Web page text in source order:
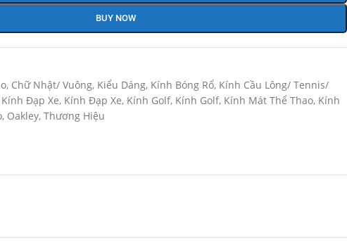
BUY NOW
, Chữ Nhật/ Vuông, Kiểu Dáng, Kính Bóng Rổ, Kính Cầu Lông/ Tennis/
Kính Đạp Xe, Kính Đạp Xe, Kính Golf, Kính Golf, Kính Mát Thể Thao, Kính
, Oakley, Thương Hiệu